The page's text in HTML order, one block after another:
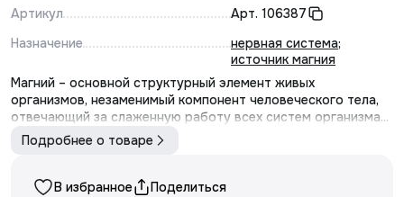
Артикул Арт. 106387
Назначение
нервная система;
источник магния
Магний – основной структурный элемент живых
организмов, незаменимый компонент человеческого тела,
отвечающий за слаженную работу всех систем организма...
Подробнее о товаре
В избранное Поделиться